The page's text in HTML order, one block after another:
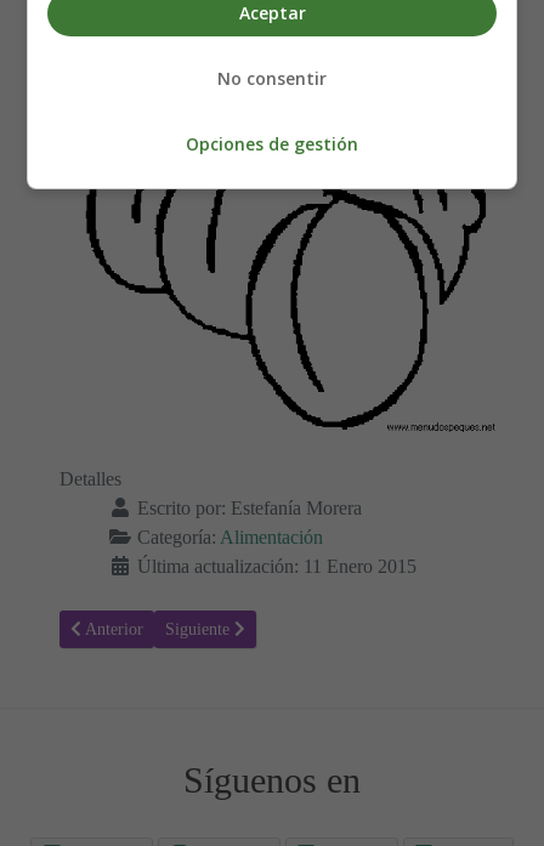
Detalles
Escrito por: Estefanía Morera
Categoría: Alimentación
Última actualización: 11 Enero 2015
Artículo anterior: Colorear Alimentos 30 - Frutas
Anterior Artículo siguiente: Colorear Alimentos 28 - Frutas
Siguiente
Síguenos en
Aceptar
No consentir
Opciones de gestión